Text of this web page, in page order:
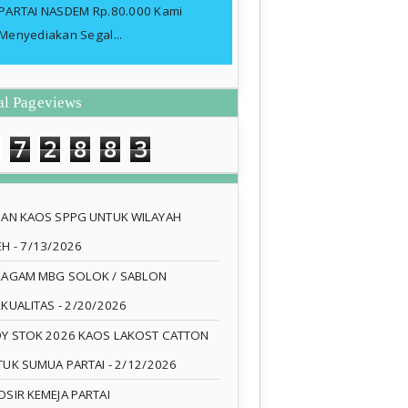
NASDEM Rp.80.000 Kami
Segal...
Pageviews
7 2 8 8 3
KAOS SPPG UNTUK WILAYAH
- 7/13/2026
MBG SOLOK / SABLON
- 2/20/2026
STOK 2026 KAOS LAKOST CATTON
SUMUA PARTAI - 2/12/2026
KEMEJA PARTAI